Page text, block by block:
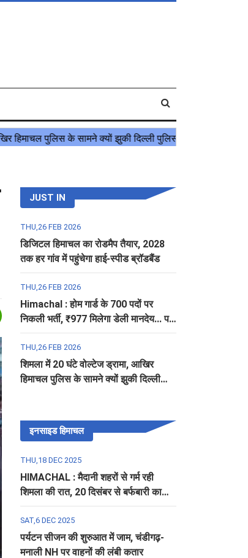
JUST IN
THU,26 FEB 2026
डिजिटल हिमाचल का रोडमैप तैयार, 2028
तक हर गांव में पहुंचेगा हाई-स्पीड ब्रॉडबैंड
THU,26 FEB 2026
Himachal : होम गार्ड के 700 पदों पर
निकली भर्ती, ₹977 मिलेगा डेली मानदेय... पढ़ें
पूरी डिटेल
THU,26 FEB 2026
शिमला में 20 घंटे वोल्टेज ड्रामा, आखिर
हिमाचल पुलिस के सामने क्यों झुकी दिल्ली
इनसाइड हिमाचल
THU,18 DEC 2025
HIMACHAL : मैदानी शहरों से गर्म रही
शिमला की रात, 20 दिसंबर से बर्फबारी का
अलर्ट
SAT,6 DEC 2025
पर्यटन सीजन की शुरुआत में जाम, चंडीगढ़-
मनाली NH पर वाहनों की लंबी कतार